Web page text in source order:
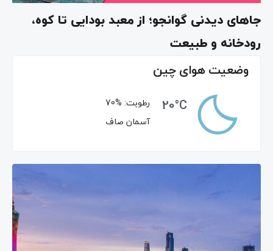
جاهای دیدنی گوانجو؛ از معبد بودایی تا کوه،
رودخانه و طبیعت
وضعیت هوای چین
20°C
رطوبت: 70%
آسمان صاف